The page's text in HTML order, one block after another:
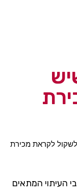
לקראת מכירת
המתאים